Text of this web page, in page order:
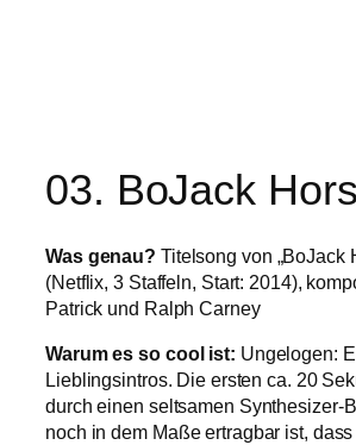
03. BoJack
Was genau? Titelsong von „BoJack
(Netflix, 3 Staffeln, Start: 2014),
Patrick und Ralph Carney
Warum es so cool ist: Ungelogen:
Lieblingsintros. Die ersten ca. 20
durch einen seltsamen Synthesizer-
noch in dem Maße ertragbar ist,